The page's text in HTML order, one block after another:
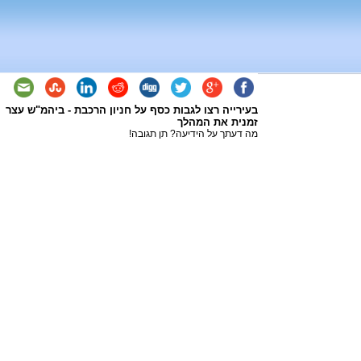
בעירייה רצו לגבות כסף על חניון הרכבת - ביהמ"ש עצר
זמנית את המהלך
מה דעתך על הידיעה? תן תגובה!